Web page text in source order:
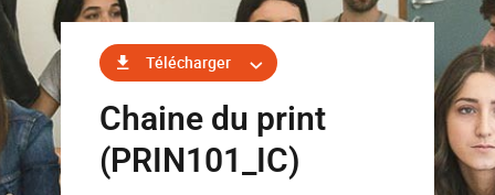
Télécharger
Chaine du print
(PRIN101_IC)